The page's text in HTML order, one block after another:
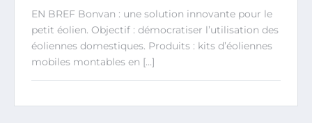
EN BREF Bonvan : une solution innovante pour le
petit éolien. Objectif : démocratiser l’utilisation des
éoliennes domestiques. Produits : kits d’éoliennes
mobiles montables en […]